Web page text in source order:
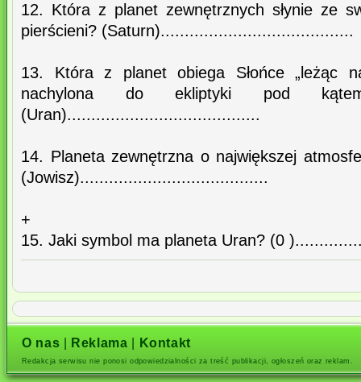
12. Która z planet zewnętrznych słynie ze
pierścieni? (Saturn)........................................
13. Która z planet obiega Słońce „leżąc
nachylona do ekliptyki pod
(Uran)........................................
14. Planeta zewnętrzna o największej
(Jowisz).......................................
+
15. Jaki symbol ma planeta Uran? (0
O nas Reklama Kontakt
Redakcja serwisu nie ponosi odpowiedzialności za treść publikacji, ogłoszeń oraz reklam.